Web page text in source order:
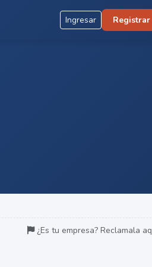
Ingresar Registrar
¿Es tu empresa? Reclamala